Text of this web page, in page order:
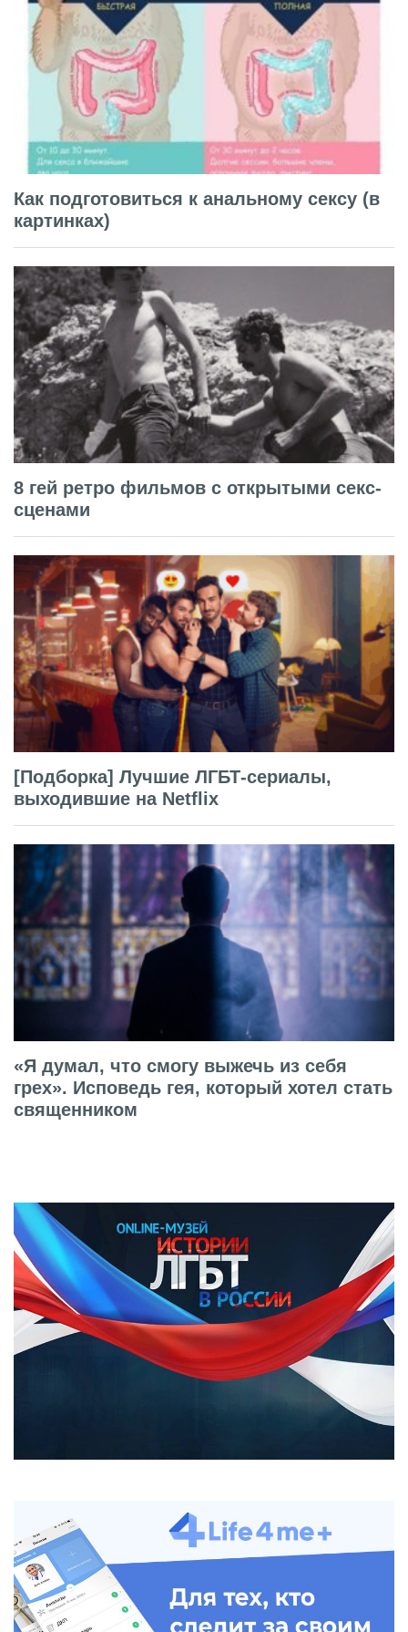
Как подготовиться к анальному сексу (в
картинках)
8 гей ретро фильмов с открытыми секс-
сценами
[Подборка] Лучшие ЛГБТ-сериалы,
выходившие на Netflix
«Я думал, что смогу выжечь из себя
грех». Исповедь гея, который хотел стать
священником